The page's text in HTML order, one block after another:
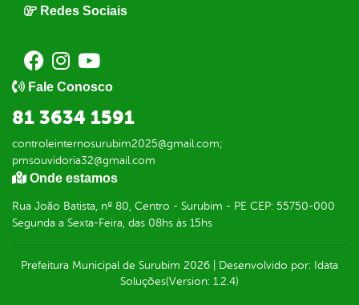
Redes Sociais
Fale Conosco
81 3634 1591
controleinternosurubim2025@gmail.com;
pmsouvidoria32@gmail.com
Onde estamos
Rua João Batista, nº 80, Centro - Surubim - PE CEP: 55750-000
Segunda a Sexta-Feira, das 08hs às 15hs
Prefeitura Municipal de Surubim 2026 Desenvolvido por: Idata
Soluções(Version: 1.2.4)